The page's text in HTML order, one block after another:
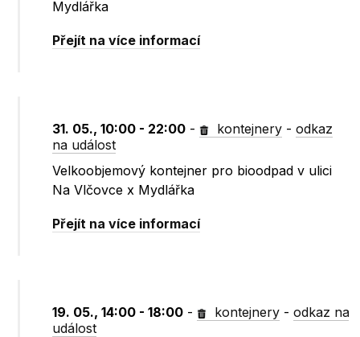
Mydlářka
Přejít na více informací
31. 05., 10:00 - 22:00 - kontejnery -odkaz
na událost
Velkoobjemový kontejner pro bioodpad v ulici
Na Vlčovce x Mydlářka
Přejít na více informací
19. 05., 14:00 - 18:00 - kontejnery -odkaz na
událost